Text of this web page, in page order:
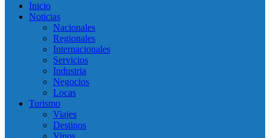
Inicio
Noticias
Nacionales
Regionales
Internacionales
Servicios
Industria
Negocios
Locas
Turismo
Viajes
Destinos
Vinos